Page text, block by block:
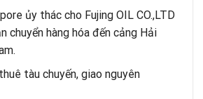
ủy thác cho Fujing OIL CO.,LTD
chuyển hàng hóa đến cảng Hải
tàu chuyến, giao nguyên